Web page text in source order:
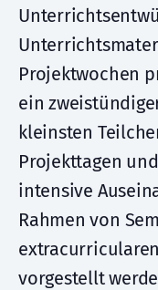
Projektwochen
ein
kleinsten
Projekttagen
intensive
Rahmen von
vorgestellt